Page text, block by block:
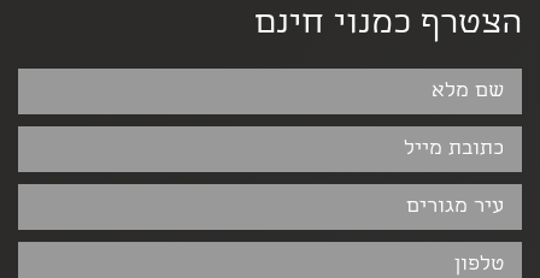
הצטרף כמנוי חינם